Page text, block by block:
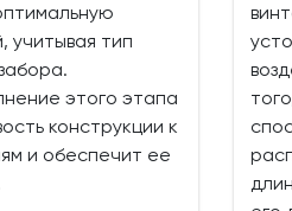
учитывая тип
этого этапа
конструкции к
и обеспечит ее